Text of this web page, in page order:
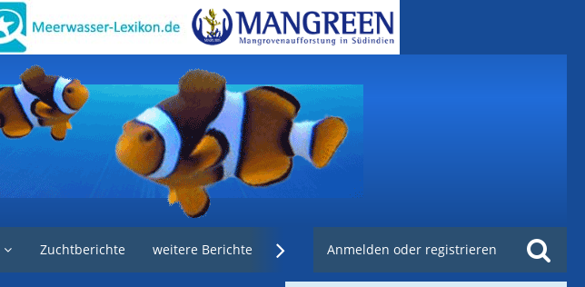
Zuchtberichte weitere Berichte Weblinks Nachzuchtenregister.de
Anmelden oder registrieren